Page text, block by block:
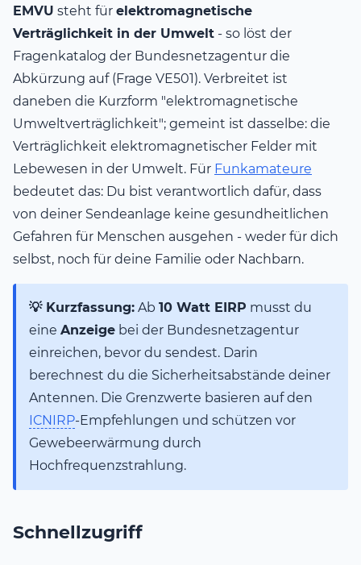
EMVU steht für elektromagnetische
Verträglichkeit in der Umwelt - so löst der
Fragenkatalog der Bundesnetzagentur die
Abkürzung auf (Frage VE501). Verbreitet ist
daneben die Kurzform "elektromagnetische
Umweltverträglichkeit"; gemeint ist dasselbe: die
Verträglichkeit elektromagnetischer Felder mit
Lebewesen in der Umwelt. Für Funkamateure
bedeutet das: Du bist verantwortlich dafür, dass
von deiner Sendeanlage keine gesundheitlichen
Gefahren für Menschen ausgehen - weder für dich
selbst, noch für deine Familie oder Nachbarn.
💡 Kurzfassung: Ab 10 Watt EIRP musst du
eine Anzeige bei der Bundesnetzagentur
einreichen, bevor du sendest. Darin
berechnest du die Sicherheitsabstände deiner
Antennen. Die Grenzwerte basieren auf den
ICNIRP-Empfehlungen und schützen vor
Gewebeerwärmung durch
Hochfrequenzstrahlung.
Schnellzugriff